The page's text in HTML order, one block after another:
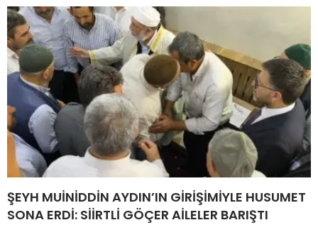
ŞEYH MUİNİDDİN AYDIN’IN GİRİŞİMİYLE HUSUMET
SONA ERDİ: SİİRTLİ GÖÇER AİLELER BARIŞTI